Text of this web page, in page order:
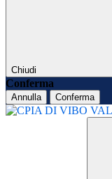
Chiudi
Conferma
Annulla Conferma